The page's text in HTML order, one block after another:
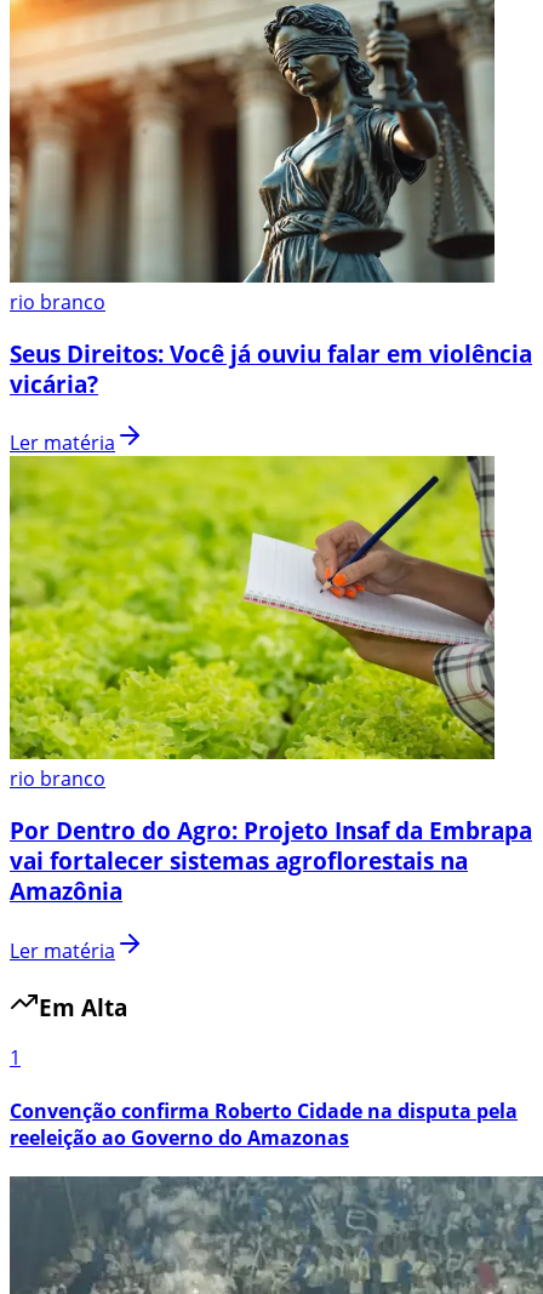
rio branco
Seus Direitos: Você já ouviu falar em violência
vicária?
Ler matéria
rio branco
Por Dentro do Agro: Projeto Insaf da Embrapa
vai fortalecer sistemas agroflorestais na
Amazônia
Ler matéria
Em Alta
1
Convenção confirma Roberto Cidade na disputa pela
reeleição ao Governo do Amazonas